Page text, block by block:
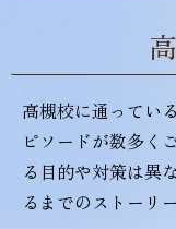
高槻校に通ってい
ピソードが数多く
る目的や対策は異
るまでのストーリ